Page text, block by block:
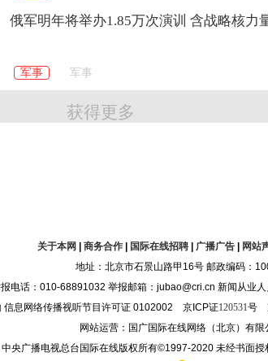
俄军明年将举办1.85万次演训 含战略核力
军事 军事
获得更多
关于本网 商务合作| 国际在线招聘| 广播广告| 网站
地址：北京市石景山路甲16号 邮政编码：
电话：010-68891032 举报邮箱：jubao@cri.cn 新闻从业
信息网络传播视听节目许可证 0102002 京ICP证120531号
网站运营：国广国际在线网络（北京）有限
中央广播电视总台国际在线版权所有©1997-2020 未经书面授